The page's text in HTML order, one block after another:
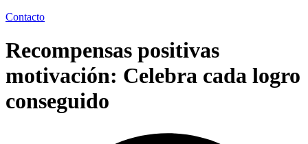
Contacto
Recompensas positivas
motivación: Celebra cada logro
conseguido